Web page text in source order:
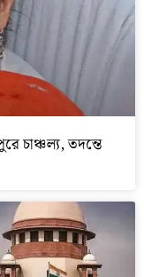
চাঞ্চল্য, তদন্তে